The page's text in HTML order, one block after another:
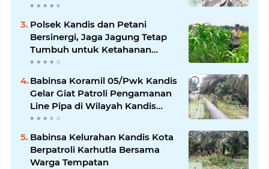
Polsek Kandis dan Petani
Bersinergi, Jaga Jagung Tetap
Tumbuh untuk Ketahanan
Pangan
Babinsa Koramil 05/Pwk Kandis
Gelar Giat Patroli Pengamanan
Line Pipa di Wilayah Kandis
Kandis
Babinsa Kelurahan Kandis Kota
Berpatroli Karhutla Bersama
Warga Tempatan